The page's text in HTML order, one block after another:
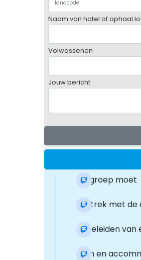
Naam van hotel of ophaal
Volwassenen
Jouw bericht
De groep moet
Vertrek met de
Begeleiden van
Eten en